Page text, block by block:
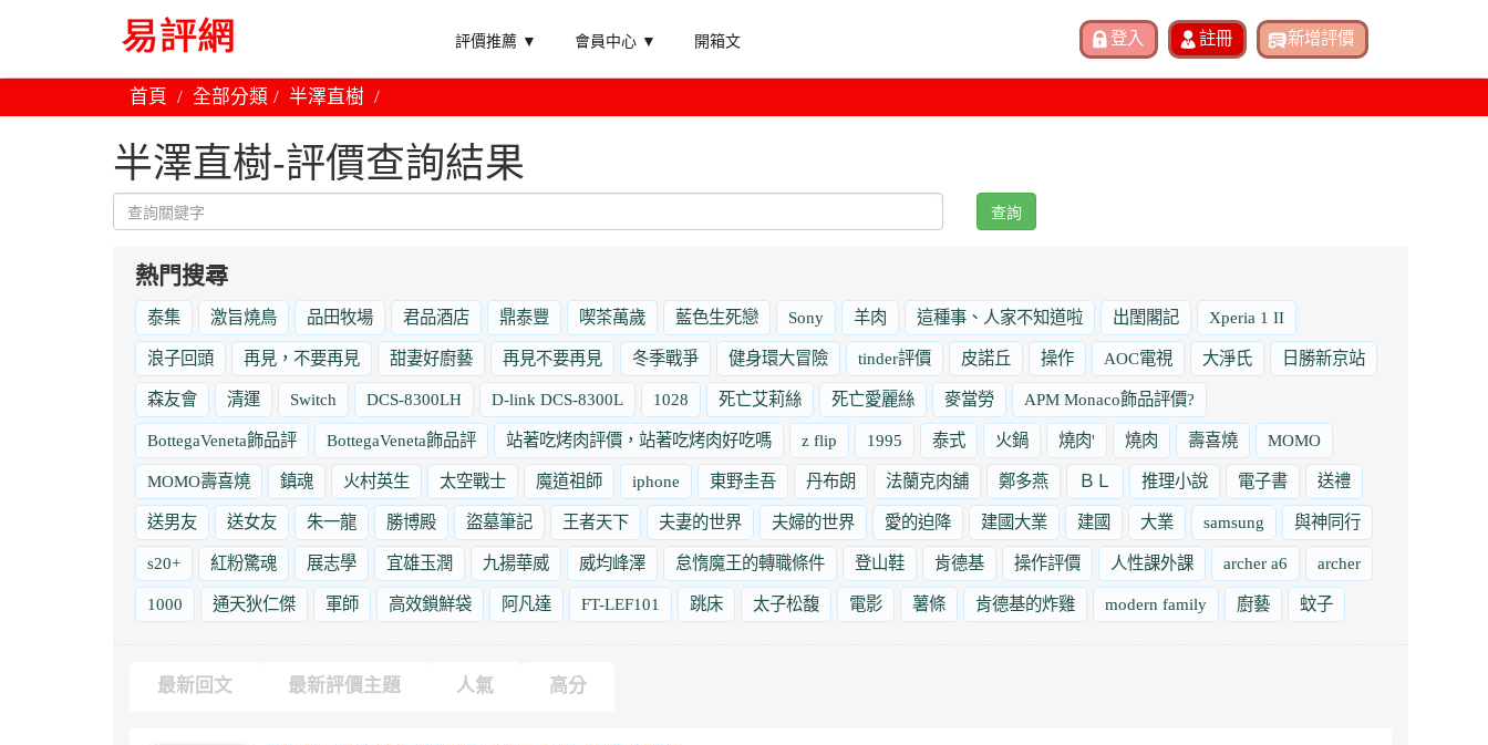
評價推薦 ▼ 會員中心 ▼ 開箱文
首頁 全部分類 半澤直樹
半澤直樹-評價查詢結果
查詢
熱門搜尋
泰集 激旨燒鳥 品田牧場 君品酒店 鼎泰豐 喫茶萬歲 藍色生死戀 Sony 羊肉 這種事、人家不知道啦 出閨閣記 Xperia 1 II
浪子回頭 再見，不要再見 甜妻好廚藝 再見不要再見 冬季戰爭 健身環大冒險 tinder評價 皮諾丘 操作 AOC電視 大淨氏 日勝新京站
森友會 清運 Switch DCS-8300LH D-link DCS-8300L 1028 死亡艾莉絲 死亡愛麗絲 麥當勞 APM Monaco飾品評價?
BottegaVeneta飾品評 BottegaVeneta飾品評 站著吃烤肉評價，站著吃烤肉好吃嗎 z flip 1995 泰式 火鍋 燒肉' 燒肉 壽喜燒 MOMO
MOMO壽喜燒 鎮魂 火村英生 太空戰士 魔道祖師 iphone 東野圭吾 丹布朗 法蘭克肉舖 鄭多燕 ＢＬ 推理小說 電子書 送禮
送男友 送女友 朱一龍 勝博殿 盜墓筆記 王者天下 夫妻的世界 夫婦的世界 愛的迫降 建國大業 建國 大業 samsung 與神同行
s20+ 紅粉驚魂 展志學 宜雄玉潤 九揚華威 威均峰澤 怠惰魔王的轉職條件 登山鞋 肯德基 操作評價 人性課外課 archer a6 archer
1000 通天狄仁傑 軍師 高效鎖鮮袋 阿凡達 FT-LEF101 跳床 太子松馥 電影 薯條 肯德基的炸雞 modern family 廚藝 蚊子
最新回文 最新評價主題 人氣 高分